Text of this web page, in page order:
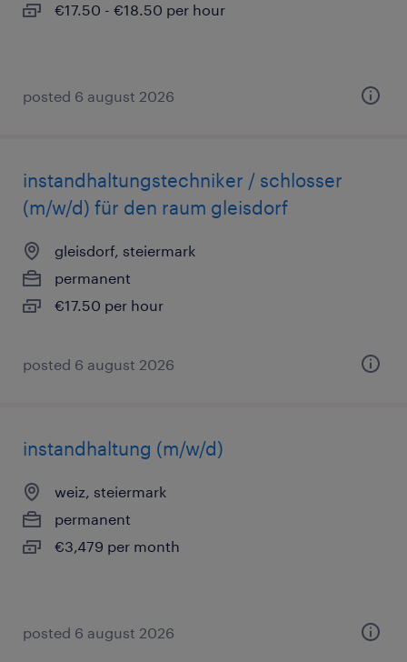
€17.50 - €18.50 per hour
posted 6 august 2026
instandhaltungstechniker / schlosser
(m/w/d) für den raum gleisdorf
gleisdorf, steiermark
permanent
€17.50 per hour
posted 6 august 2026
instandhaltung (m/w/d)
weiz, steiermark
permanent
€3,479 per month
posted 6 august 2026